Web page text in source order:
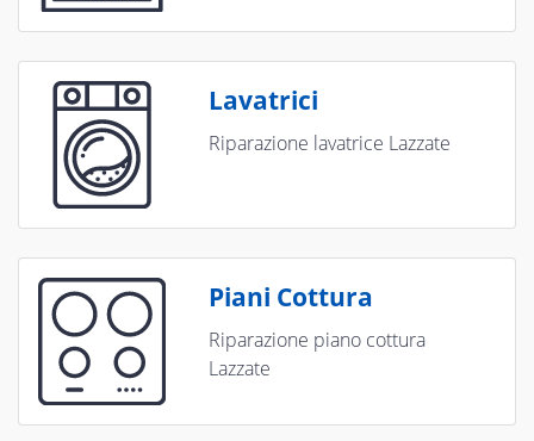
Lavatrici
Riparazione lavatrice Lazzate
Piani Cottura
Riparazione piano cottura
Lazzate